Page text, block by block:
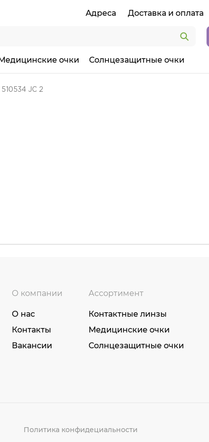
Адреса Доставка и оплата
очки Солнцезащитные очки
JC 2
О компании
О нас
Контакты
Вакансии
Ассортимент
Контактные линзы
Медицинские очки
Солнцезащитные очки
Политика конфидециальности